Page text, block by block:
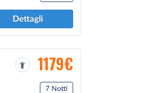
Dettagli
1179€
7 Notti